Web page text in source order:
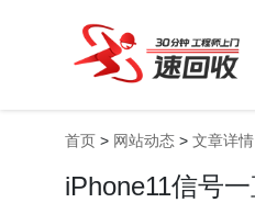
首页 > 网站动态 > 文章详情
iPhone11信号